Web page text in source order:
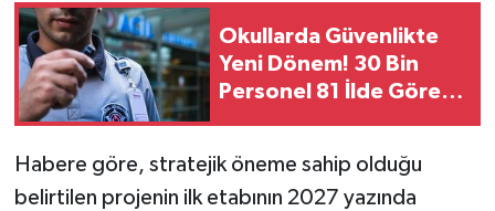
Okullarda Güvenlikte
Yeni Dönem! 30 Bin
Personel 81 İlde Göreve
Habere göre, stratejik öneme sahip olduğu
belirtilen projenin ilk etabının 2027 yazında